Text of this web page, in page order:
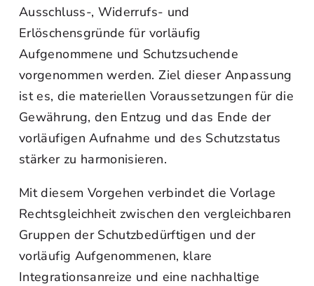
Ausschluss-, Widerrufs- und
Erlöschensgründe für vorläufig
Aufgenommene und Schutzsuchende
vorgenommen werden. Ziel dieser Anpassung
ist es, die materiellen Voraussetzungen für die
Gewährung, den Entzug und das Ende der
vorläufigen Aufnahme und des Schutzstatus
stärker zu harmonisieren.
Mit diesem Vorgehen verbindet die Vorlage
Rechtsgleichheit zwischen den vergleichbaren
Gruppen der Schutzbedürftigen und der
vorläufig Aufgenommenen, klare
Integrationsanreize und eine nachhaltige